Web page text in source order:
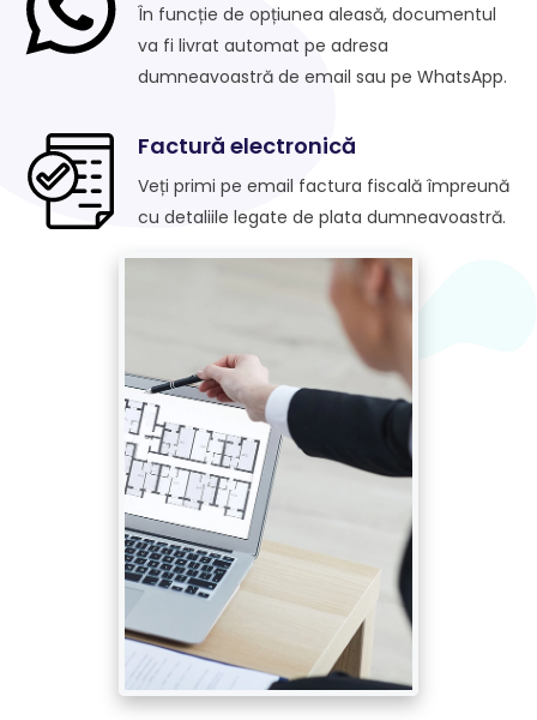
În funcție de opțiunea aleasă, documentul
va fi livrat automat pe adresa
dumneavoastră de email sau pe WhatsApp.
Factură electronică
Veți primi pe email factura fiscală împreună
cu detaliile legate de plata dumneavoastră.